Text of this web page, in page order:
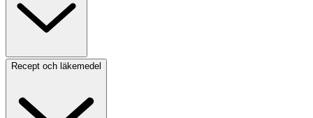
Recept och läkemedel